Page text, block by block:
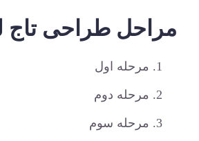
طراحی تاج لوگو
مرحله اول
مرحله دوم
مرحله سوم